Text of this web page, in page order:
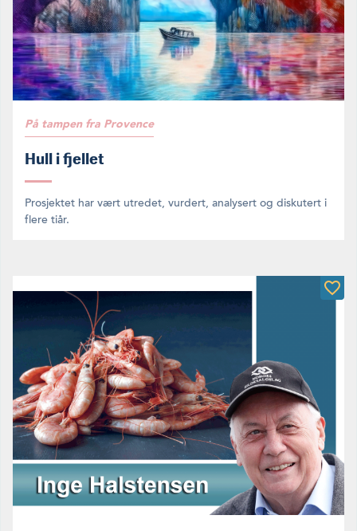
På tampen fra Provence
Hull i fjellet
Prosjektet har vært utredet, vurdert, analysert og diskutert i
flere tiår.